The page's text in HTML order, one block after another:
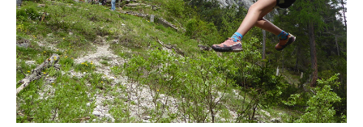
Vereinsgeschichte